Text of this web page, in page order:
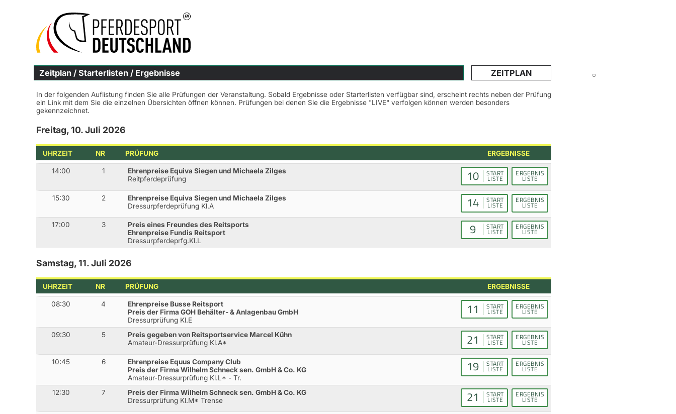
Zeitplan / Starterlisten / Ergebnisse ZEITPLAN
In der folgenden Auflistung finden Sie alle Prüfungen der Veranstaltung. Sobald Ergebnisse oder Starterlisten verfügbar sind, erscheint rechts neben der Prüfung
ein Link mit dem Sie die einzelnen Übersichten öffnen können. Prüfungen bei denen Sie die Ergebnisse "LIVE" verfolgen können werden besonders
gekennzeichnet.
Freitag, 10. Juli 2026
UHRZEIT NR PRÜFUNG ERGEBNISSE
14:00 1
Ehrenpreise Equiva Siegen und Michaela Zilges
Reitpferdeprüfung
10 START
LISTE
ERGEBNIS
LISTE
15:30 2
Ehrenpreise Equiva Siegen und Michaela Zilges
Dressurpferdeprüfung Kl.A
14 START
LISTE
ERGEBNIS
LISTE
17:00 3
Preis eines Freundes des Reitsports
Ehrenpreise Fundis Reitsport
Dressurpferdeprfg.Kl.L
9 START
LISTE
ERGEBNIS
LISTE
Samstag, 11. Juli 2026
UHRZEIT NR PRÜFUNG ERGEBNISSE
08:30 4
Ehrenpreise Busse Reitsport
Preis der Firma GOH Behälter- & Anlagenbau GmbH
Dressurprüfung Kl.E
11 START
LISTE
ERGEBNIS
LISTE
09:30 5
Preis gegeben von Reitsportservice Marcel Kühn
Amateur-Dressurprüfung Kl.A*
21 START
LISTE
ERGEBNIS
LISTE
10:45 6
Ehrenpreise Equus Company Club
Preis der Firma Wilhelm Schneck sen. GmbH & Co. KG
Amateur-Dressurprüfung Kl.L* - Tr.
19 START
LISTE
ERGEBNIS
LISTE
12:30 7
Preis der Firma Wilhelm Schneck sen. GmbH & Co. KG
Dressurprüfung Kl.M* Trense
21 START
LISTE
ERGEBNIS
LISTE